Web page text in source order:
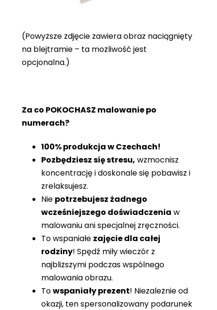
(Powyższe zdjęcie zawiera obraz naciągnięty
na blejtramie – ta możliwość jest
opcjonalna.)
Za co POKOCHASZ malowanie po
numerach?
100% produkcja w Czechach!
Pozbędziesz się stresu, wzmocnisz
koncentrację i doskonale się pobawisz i
zrelaksujesz.
Nie potrzebujesz żadnego
wcześniejszego doświadczenia w
malowaniu ani specjalnej zręczności.
To wspaniałe zajęcie dla całej
rodziny! Spędź miły wieczór z
najbliższymi podczas wspólnego
malowania obrazu.
Towspaniały prezent! Niezależnie od
okazji, ten spersonalizowany podarunek